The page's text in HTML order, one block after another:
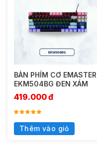
BÀN PHÍM CƠ EMASTER
EKM504BG ĐEN XÁM
419.000đ
Thêm vào giỏ